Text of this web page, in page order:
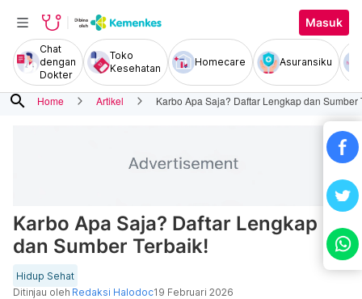
Masuk
Chat
dengan
Dokter
Toko
Kesehatan
Homecare Asuransiku
search Home Artikel Karbo Apa Saja? Daftar Lengkap dan Sumber
Karbo Apa Saja? Daftar Lengkap
dan Sumber Terbaik!
Hidup Sehat
Ditinjau oleh Redaksi Halodoc19 Februari 2026